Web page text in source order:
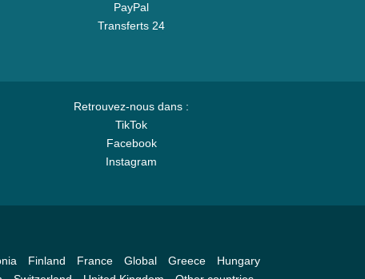
PayPal
Transferts 24
Retrouvez-nous dans :
TikTok
Facebook
Instagram
Finland France Global Greece
Hungary